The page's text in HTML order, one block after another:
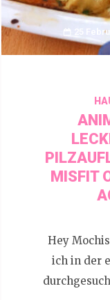
25
MISFIT
Hey
ich in der